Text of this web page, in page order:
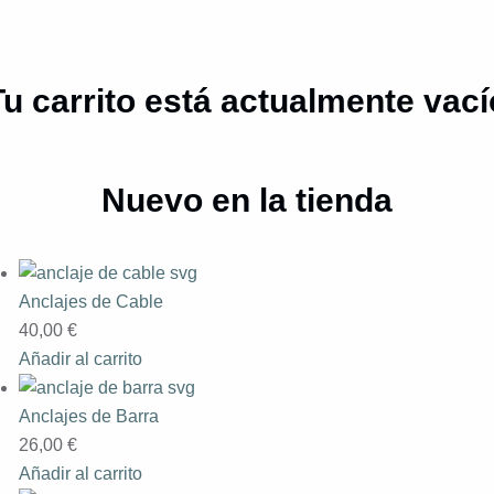
carrito está actualmente
Nuevo en la tienda
Anclajes de Cable
40,00 €
Añadir al carrito
Anclajes de Barra
26,00 €
Añadir al carrito